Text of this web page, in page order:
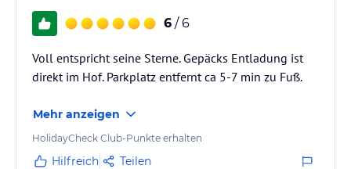
6 / 6
Voll entspricht seine Sterne. Gepäcks Entladung ist
direkt im Hof. Parkplatz entfernt ca 5-7 min zu Fuß.
Mehr anzeigen
HolidayCheck Club-Punkte erhalten
Hilfreich Teilen